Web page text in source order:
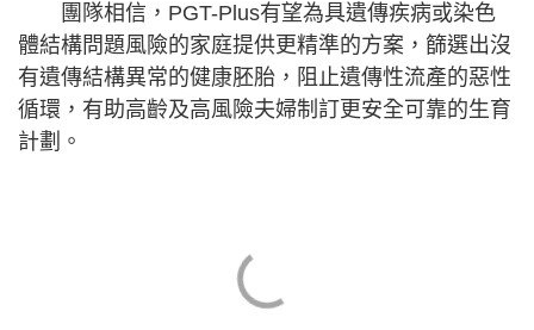
團隊相信，PGT-Plus有望為具遺傳疾病或染色
體結構問題風險的家庭提供更精準的方案，篩選出沒
有遺傳結構異常的健康胚胎，阻止遺傳性流產的惡性
循環，有助高齡及高風險夫婦制訂更安全可靠的生育
計劃。